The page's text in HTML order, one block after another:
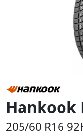
Hankook
205/60 R16